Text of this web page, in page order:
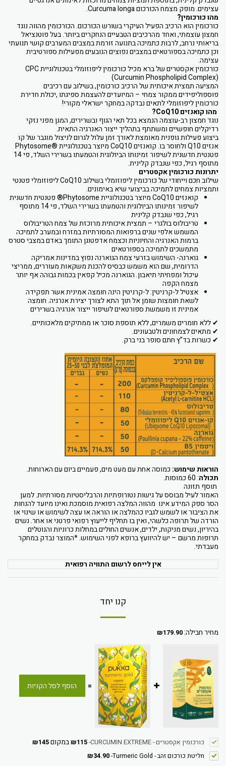
עצימים. מופק מצמח הכורכום Curcuma longa.
מהו כורכומין?
כורכומין הוא הרכיב הפעיל העיקרי בשורש הכורכום. הכורכומין מהווה נוגד
חמצון עוצמתי, ואחד מהרכיבים הטבעיים הנחקרים ביותר. בעל פוטנציאל
בריאותי נרחב, לרבות כתמיכה בתנועה זורמת במצבים המערבים קושי תנועתי
וכן כתמיכה בספורטאים במצבים נפוצים הנובעים מפעילות ספורטיבית
עצימה.
כורכומין אקסטרים של ברא מכיל כורכומין ליפוזומלי בטכנולוגיית CPC
(Curcumin Phospholipid Complex)
המציעה תמצית איכותית של הרכיב כורכומין, בשילוב עם רכיבים
פוספוליפידים ממקור צמחי – המיועדים להעצמת ספיגתו ,יכולת חדירת
כורכומין ליפוזומלי לתאים נבדקה במחקר ישראלי מקורי!
מהו קואנזים CoQ10?
נוגד חמצון רב-עוצמה הנמצא בכל תאי הגוף ובשרירים, המגן מפני נזקי
רדיקלים חופשיים ומשתתף בתהליך ייצור האנרגיה התאית.
ביצוע פעילות גופנית מאומצת לאורך זמן עלול לגרום לניצול מוגבר של קו
אנזים Q10 ולחוסר בו. קואנזים CoQ10 מיוצר בטכנולוגיית ®Phytosome
פטנטית חדשנית לשיפור זמינותו הביולוגית והטמעתו בשרירי השלד, פי 14
מתוסף רגיל, כפי שנבדק קלינית.
יתרונות כורכומין אקסטרים
שילוב חכם וייחודי של כורכומין ליפוזומלי בשילוב CoQ10 ליפוזומלי פטנטי
ותמציות צמחים לתמיכה בביצועי שיא באימונים.
קואנזים CoQ10 מיוצר בטכנולוגיית Phytosome® פטנטית חדשנית
לשיפור זמינותו הביולוגית והטמעתו בשרירי השלד, פי 14 מתוסף
רגיל, כפי שנבדק קלינית
טריבולוס בולגרי – תמצית איכותית מרוכזת של צמח הטריבולוס
המשמש אלפי שנים ברפואות המסורתיות במזרח ובמערב לתמיכה
ברמות האנרגיה והחיוניות וכצמח אדפטוגן התומך באדם במצבי סטרס
מתמשכים לתמיכה בספורטאים
גוארנה- השימוש בזרעי צמח הגוארנה נפוץ במדינות אמריקה
הדרומית, שם הוא משמש כבסיס להכנת משקאות מעוררים, ממריצי
עיכול ומפחיתי תיאבון. הגוארנה מכיל קפאין בכמות גבוהה אף יותר
מצמח הקפה
אצטיל ל-קרניטין: ל-קרניטין הינה חומצה אמינית אשר תפקידה
לשאת חומצות שומן אל תוך התא לצורך יצירת אנרגיה. חומצה
אמינית זו משמשת ספורטאים לשיפור ייצור אנרגיה בשרירים
✔ ללא חומרים משמרים, ללא תוספת סוכר או ממתיקים מלאכותיים.
✔ מתאים לצמחונים ולטבעונים.
✔ כשרות בד”ץ חתם סופר בני ברק.
הוראות שימוש: כמוסה אחת עם מעט מים, פעמיים ביום עם הארוחות.
תכולה: 60 כמוסות.
תוסף תזונה
האמור לעיל מבוסס על גישות נטורופתיות והרבליסטיות מסורתיות. למען
הסר ספק המידע אינו מהווה המלצה רפואית מוסמכת ואינו מיועד להנחות
את הציבור או לשמש לגביו כהמלצה או הוראה או עצה לשימוש או שינוי או
הורדה של תרופה כלשהי, ואין בו תחליף לייעוץ רפואי פרטני או אחר. נשים
בהיריון, נשים מניקות, ילדים, אנשים החולים במחלות כרוניות והנוטלים
תרופות מרשם – יש להיוועץ ברופא לפני השימוש. *המוצר נבדק במחקר
מעבדתי.
אין לייחס לרשום התוויה רפואית
קנו יחד
מחיר חבילה: ₪179.90
= הוסף לסל הקניות
כורכומין אקסטרים - CURCUMIN EXTREME -
₪115 במקום ₪145
חליטת כורכום זהב - Turmeric Gold
-
₪34.90